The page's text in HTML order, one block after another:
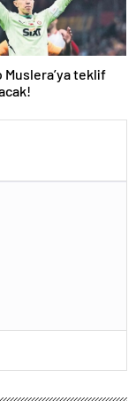
Muslera’ya teklif